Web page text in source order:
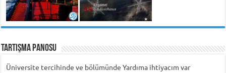
Tartışma Panosu
Üniversite tercihinde ve bölümünde Yardıma ihtiyacım var